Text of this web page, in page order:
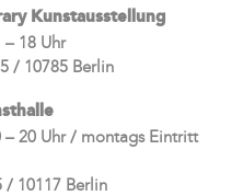
Kunstausstellung
18 Uhr
/ 10785 Berlin
20 Uhr / montags Eintritt
/ 10117 Berlin